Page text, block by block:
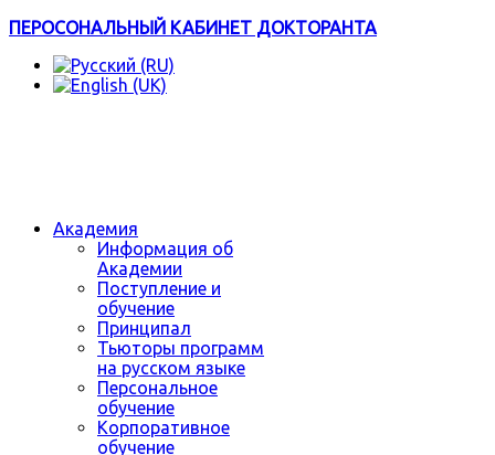
ПЕРОСОНАЛЬНЫЙ КАБИНЕТ ДОКТОРАНТА
Академия
Информация об
Академии
Поступление и
обучение
Принципал
Тьюторы программ
на русском языке
Персональное
обучение
Корпоративное
обучение